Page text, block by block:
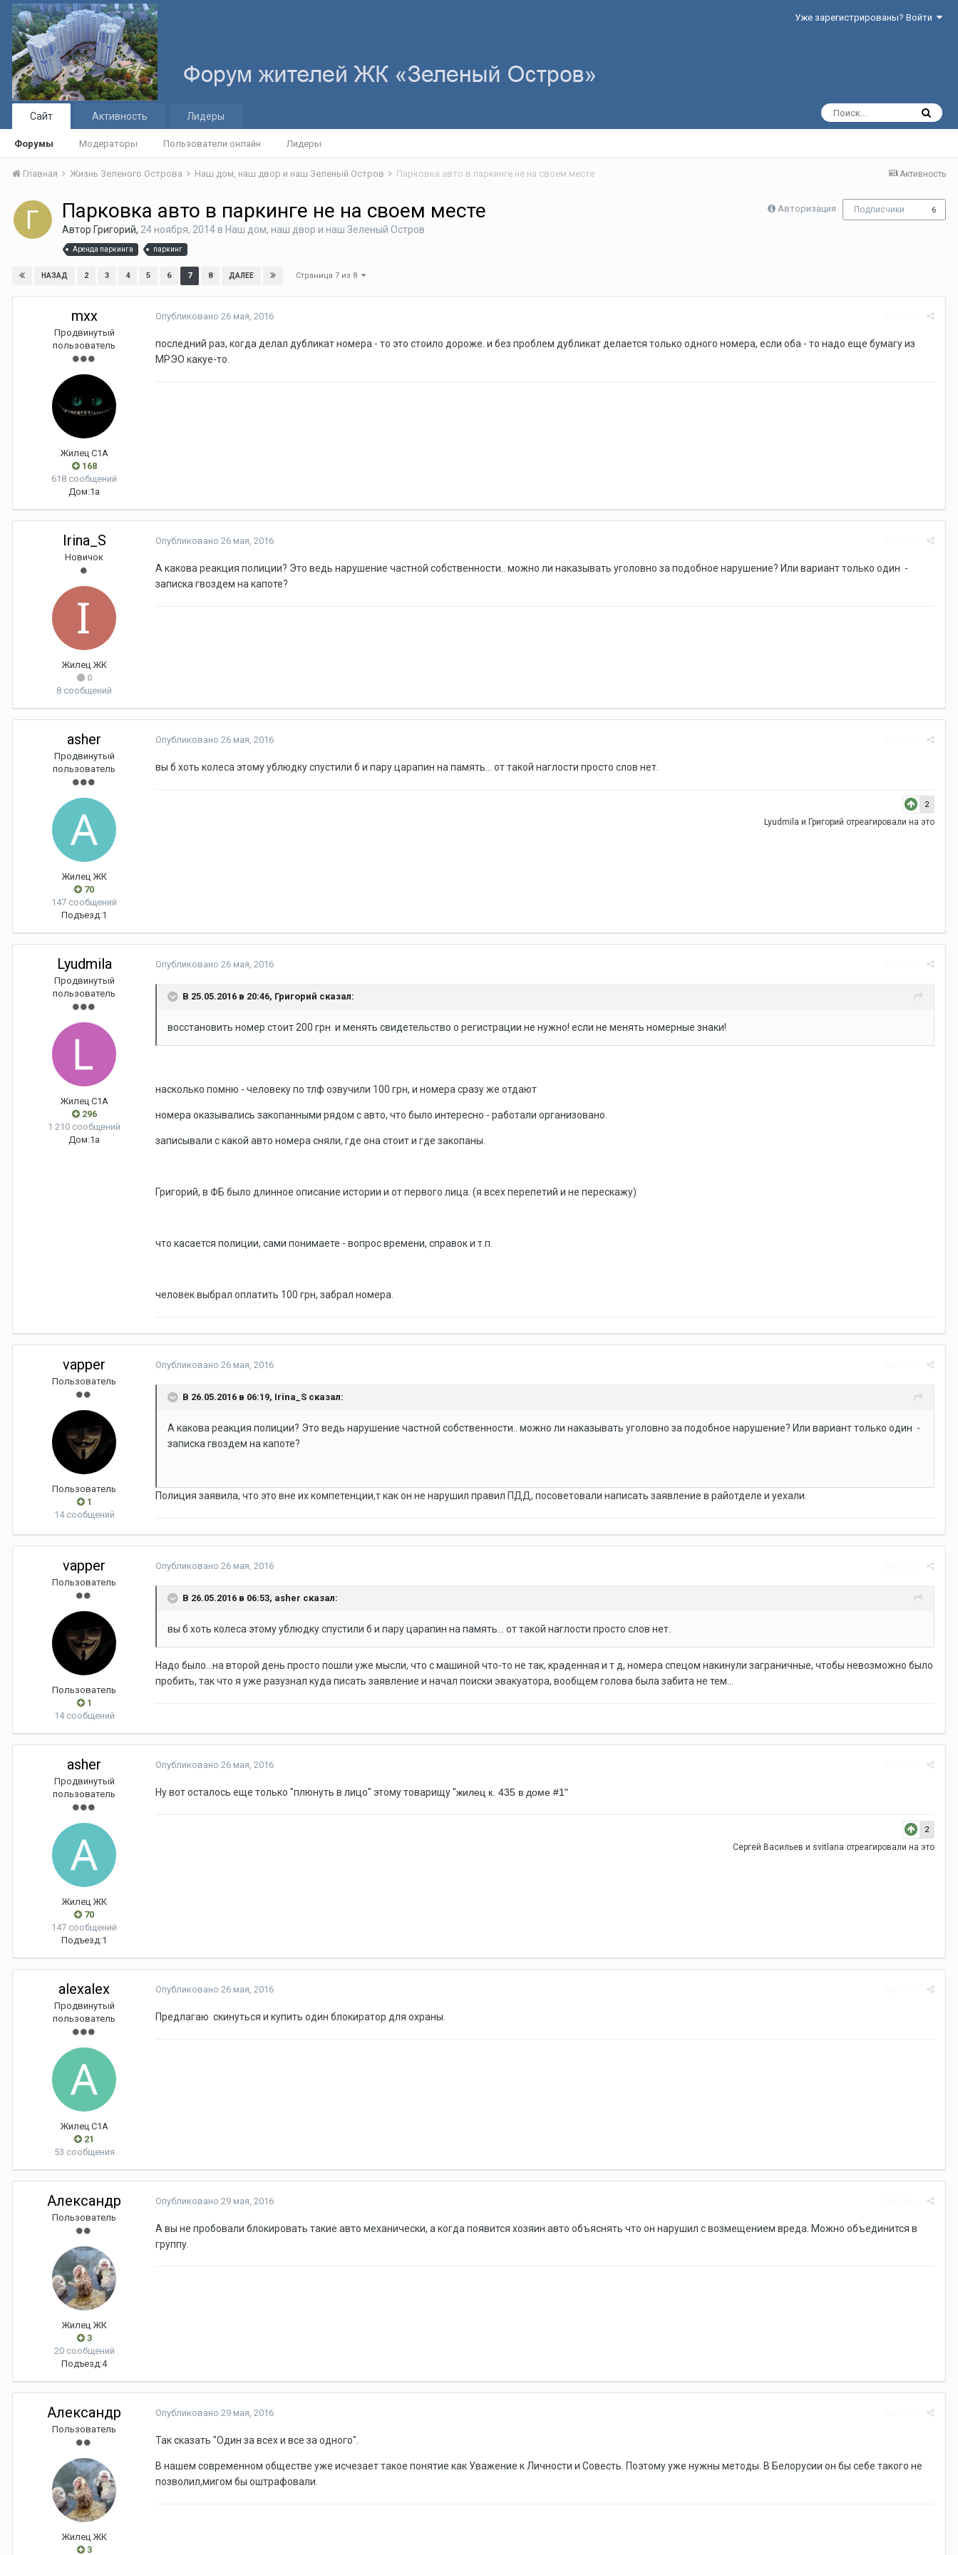
Уже зарегистрированы? Войти
Сайт
Форумы Модераторы Пользователи онлайн Лидеры
Активность Лидеры
Активность
Главная Жизнь Зеленого Острова Наш дом, наш двор и наш Зеленый Остров Парковка авто в паркинге не на своем месте
Авторизация Подписчики 6
Парковка авто в паркинге не на своем месте
Автор Григорий, 24 ноября, 2014в Наш дом, наш двор и наш Зеленый Остров
Аренда паркинга паркинг
НАЗАД 2 3 4 5 6 7 8 ДАЛЕЕ Страница 7 из 8
mxx
Продвинутый
пользователь
Жилец С1А
168
618 сообщений
Дом:1а
Опубликовано 26 мая, 2016
последний раз, когда делал дубликат номера - то это стоило дороже. и без проблем дубликат делается только одного номера, если оба - то надо еще бумагу из
МРЭО какуе-то.
Irina_S
Новичок
Жилец ЖК
0
8 сообщений
Опубликовано 26 мая, 2016
А какова реакция полиции? Это ведь нарушение частной собственности.. можно ли наказывать уголовно за подобное нарушение? Или вариант только один -
записка гвоздем на капоте?
asher
Продвинутый
пользователь
Жилец ЖК
70
147 сообщений
Подъезд:1
Опубликовано 26 мая, 2016
вы б хоть колеса этому ублюдку спустили б и пару царапин на память... от такой наглости просто слов нет.
2
Lyudmila и Григорий отреагировали на это
Lyudmila
Продвинутый
пользователь
Жилец С1А
296
1 210 сообщений
Дом:1а
Опубликовано 26 мая, 2016
В 25.05.2016 в 20:46, Григорий сказал:
восстановить номер стоит 200 грн и менять свидетельство о регистрации не нужно! если не менять номерные знаки!
насколько помню - человеку по тлф озвучили 100 грн, и номера сразу же отдают
номера оказывались закопанными рядом с авто, что было интересно - работали организовано.
записывали с какой авто номера сняли, где она стоит и где закопаны.
Григорий, в ФБ было длинное описание истории и от первого лица. (я всех перепетий и не перескажу)
что касается полиции, сами понимаете - вопрос времени, справок и т.п.
человек выбрал оплатить 100 грн, забрал номера.
vapper
Пользователь
Пользователь
1
14 сообщений
Опубликовано 26 мая, 2016
В 26.05.2016 в 06:19, Irina_S сказал:
А какова реакция полиции? Это ведь нарушение частной собственности.. можно ли наказывать уголовно за подобное нарушение? Или вариант только один -
записка гвоздем на капоте?
Полиция заявила, что это вне их компетенции,т как он не нарушил правил ПДД, посоветовали написать заявление в райотделе и уехали.
vapper
Пользователь
Пользователь
1
14 сообщений
Опубликовано 26 мая, 2016
В 26.05.2016 в 06:53, asher сказал:
вы б хоть колеса этому ублюдку спустили б и пару царапин на память... от такой наглости просто слов нет.
Надо было...на второй день просто пошли уже мысли, что с машиной что-то не так, краденная и т д, номера спецом накинули заграничные, чтобы невозможно было
пробить, так что я уже разузнал куда писать заявление и начал поиски эвакуатора, вообщем голова была забита не тем...
asher
Продвинутый
пользователь
Жилец ЖК
70
147 сообщений
Подъезд:1
Опубликовано 26 мая, 2016
Ну вот осталось еще только "плюнуть в лицо" этому товарищу "жилец к. 435 в доме #1"
2
Сергей Васильев и svitlana отреагировали на это
alexalex
Продвинутый
пользователь
Жилец С1А
21
53 сообщения
Опубликовано 26 мая, 2016
Предлагаю скинуться и купить один блокиратор для охраны.
Александр
Пользователь
Жилец ЖК
3
20 сообщений
Подъезд:4
Опубликовано 29 мая, 2016
А вы не пробовали блокировать такие авто механически, а когда появится хозяин авто объяснять что он нарушил с возмещением вреда. Можно объединится в
группу.
Александр
Пользователь
Жилец ЖК
3
Опубликовано 29 мая, 2016
Так сказать "Один за всех и все за одного".
В нашем современном обществе уже исчезает такое понятие как Уважение к Личности и Совесть. Поэтому уже нужны методы. В Белорусии он бы себе такого не
позволил,мигом бы оштрафовали.